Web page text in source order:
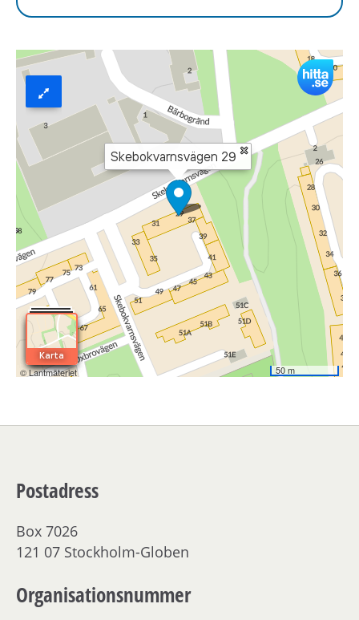
Postadress
Box 7026
121 07 Stockholm-Globen
Organisationsnummer